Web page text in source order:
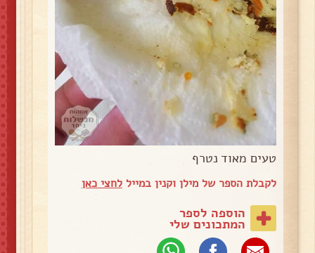
טעים מאוד נטרף
לקבלת הספר של מילן וקנין במייללחצי כאן
הוספה לספר
המתכונים שלי